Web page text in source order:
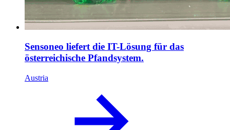
Sensoneo liefert die IT-Lösung für das
österreichische Pfandsystem.
Austria